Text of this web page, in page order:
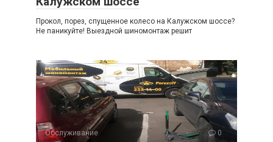
Прокол, порез, спущенное колесо на Калужском шоссе?
Не паникуйте! Выездной шиномонтаж решит
Обслуживание 0